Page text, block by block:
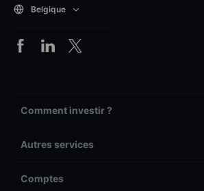
Belgique
Comment investir ?
Autres services
Comptes